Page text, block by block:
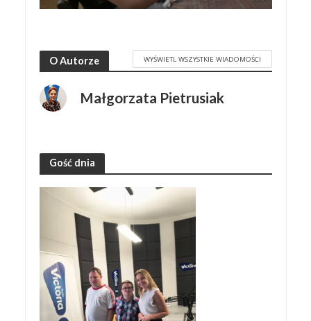
O Autorze WYŚWIETL WSZYSTKIE WIADOMOŚCI
Małgorzata Pietrusiak
Gość dnia